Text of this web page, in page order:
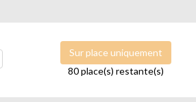
Sur place uniquement
80 place(s) restante(s)